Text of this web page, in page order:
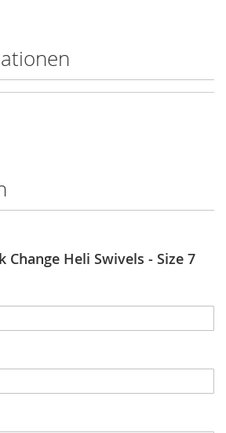
Change Heli Swivels - Size 7